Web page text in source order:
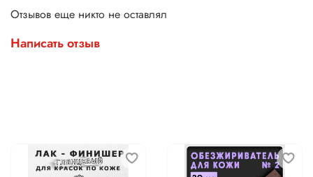
Отзывов еще никто не оставлял
Написать отзыв